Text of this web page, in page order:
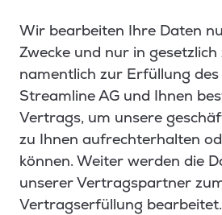
Wir bearbeiten Ihre Daten
Zwecke und nur in gesetzlich
namentlich zur Erfüllung
Streamline AG und Ihnen
Vertrags, um unsere
zu Ihnen aufrechterhalten
können. Weiter werden die
unserer Vertragspartner
Vertragserfüllung bearbeitet.